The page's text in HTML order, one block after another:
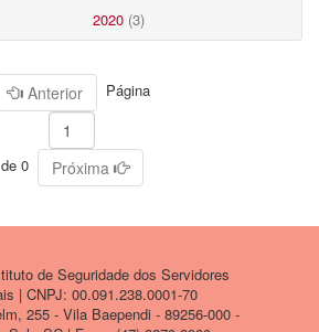
2020 (3)
Anterior Página
de 0 Próxima
de Seguridade dos Servidores
| CNPJ: 00.091.238.0001-70
255 - Vila Baependi - 89256-000 -